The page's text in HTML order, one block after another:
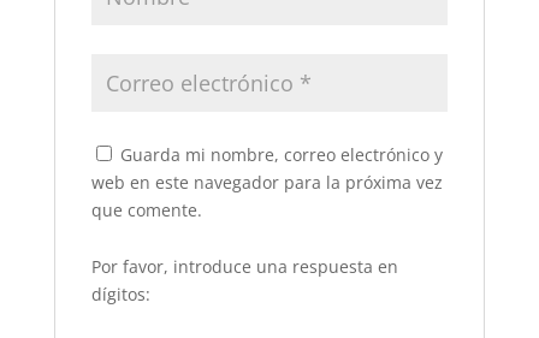
Guarda mi nombre, correo electrónico y
web en este navegador para la próxima vez
que comente.
Por favor, introduce una respuesta en
dígitos: